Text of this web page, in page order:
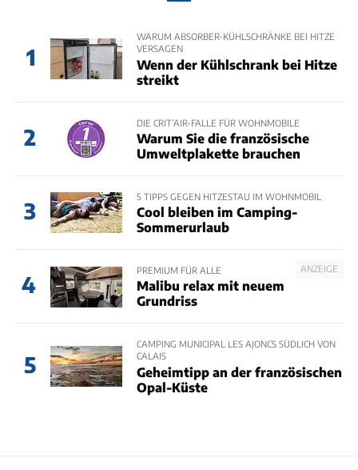
1
WARUM ABSORBER-KÜHLSCHRÄNKE BEI HITZE
VERSAGEN
Wenn der Kühlschrank bei Hitze
streikt
2
DIE CRIT’AIR-FALLE FÜR WOHNMOBILE
Warum Sie die französische
Umweltplakette brauchen
3
5 TIPPS GEGEN HITZESTAU IM WOHNMOBIL
Cool bleiben im Camping-
Sommerurlaub
4
ANZEIGE
PREMIUM FÜR ALLE
Malibu relax mit neuem
Grundriss
5
CAMPING MUNICIPAL LES AJONCS SÜDLICH VON
CALAIS
Geheimtipp an der französischen
Opal-Küste